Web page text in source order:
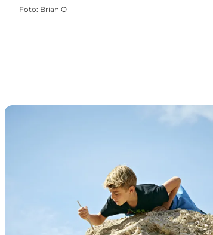
Foto: Brian O
Oplevelser på Fur